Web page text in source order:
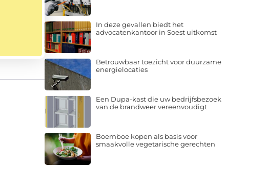
In deze gevallen biedt het
advocatenkantoor in Soest uitkomst
Betrouwbaar toezicht voor duurzame
energielocaties
Een Dupa-kast die uw bedrijfsbezoek
van de brandweer vereenvoudigt
Boemboe kopen als basis voor
smaakvolle vegetarische gerechten